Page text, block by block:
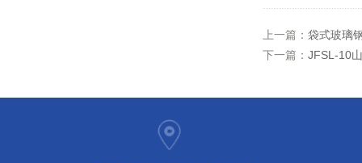
上一篇： 袋式玻璃
下一篇： JFSL-10